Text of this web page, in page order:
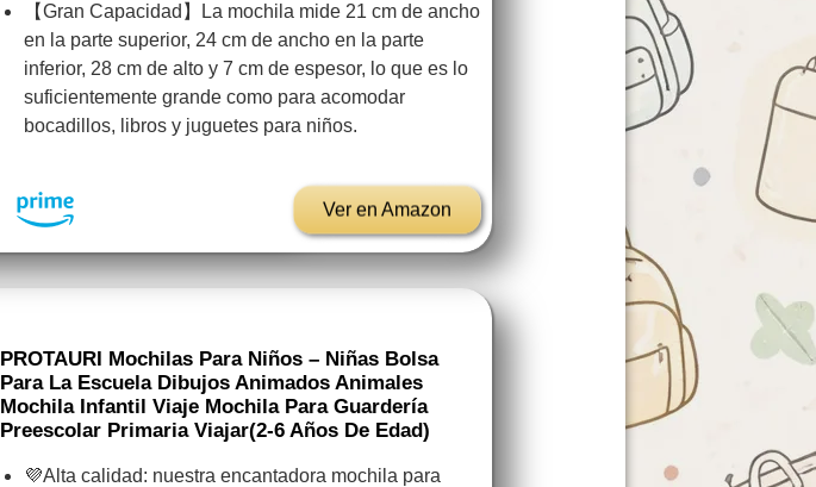
【Gran Capacidad】La mochila mide 21 cm de ancho
en la parte superior, 24 cm de ancho en la parte
inferior, 28 cm de alto y 7 cm de espesor, lo que es lo
suficientemente grande como para acomodar
bocadillos, libros y juguetes para niños.
Ver en Amazon
PROTAURI Mochilas Para Niños – Niñas Bolsa
Para La Escuela Dibujos Animados Animales
Mochila Infantil Viaje Mochila Para Guardería
Preescolar Primaria Viajar(2-6 Años De Edad)
💜Alta calidad: nuestra encantadora mochila para